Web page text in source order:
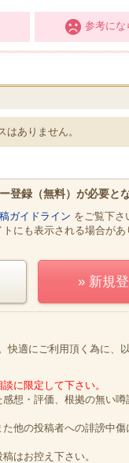
参考にな
はありません。
登録（無料）が必要と
ガイドライン をご覧下さ
にも表示される場合があ
» 新規
快適にご利用頂く為に、
に限定して下さい。
想・評価、根拠の無い
他の投稿者への誹謗中
はお控え下さい。